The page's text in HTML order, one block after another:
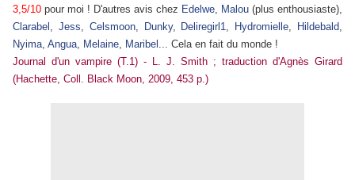
3,5/10 pour moi ! D'autres avis chez Edelwe, Malou (plus enthousiaste),
Clarabel , Jess, Celsmoon, Dunky, Deliregirl1, Hydromielle, Hildebald,
Nyima, Angua, Melaine, Maribel ... Cela en fait du monde !
Journal d'un vampire (T.1) - L. J. Smith ; traduction d'Agnès Girard
(Hachette, Coll. Black Moon, 2009, 453 p.)